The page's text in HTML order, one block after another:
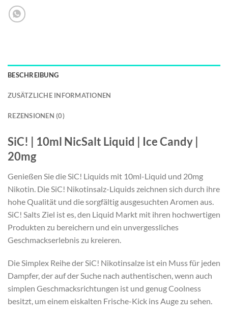
BESCHREIBUNG
ZUSÄTZLICHE INFORMATIONEN
REZENSIONEN (0)
SiC! | 10ml NicSalt Liquid | Ice Candy |
20mg
Genießen Sie die SiC! Liquids mit 10ml-Liquid und 20mg
Nikotin. Die SiC! Nikotinsalz-Liquids zeichnen sich durch ihre
hohe Qualität und die sorgfältig ausgesuchten Aromen aus.
SiC! Salts Ziel ist es, den Liquid Markt mit ihren hochwertigen
Produkten zu bereichern und ein unvergessliches
Geschmackserlebnis zu kreieren.
Die Simplex Reihe der SiC! Nikotinsalze ist ein Muss für jeden
Dampfer, der auf der Suche nach authentischen, wenn auch
simplen Geschmacksrichtungen ist und genug Coolness
besitzt, um einem eiskalten Frische-Kick ins Auge zu sehen.